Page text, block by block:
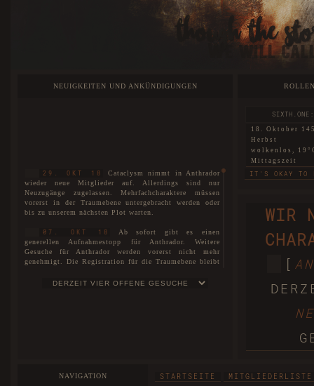
NEUIGKEITEN UND ANKÜNDIGUNGEN
29. OKT 18
Cataclysm nimmt in Anthrador
wieder neue Mitglieder auf. Allerdings sind nur
Neuzugänge zugelassen. Mehrfachcharaktere müssen
vorerst in der Traumebene untergebracht werden oder
bis zu unserem nächsten Plot warten.
07. OKT 18
Ab sofort gibt es einen
generellen Aufnahmestopp für Anthrador. Weitere
Gesuche für Anthrador werden vorerst nicht mehr
genehmigt. Die Registration für die Traumebene bleibt
sich auf unsererWARTELISTEeintragen lassen.
wir begrüßen offiziell unsere Neuzugänge und heißen
18. Oktober
Herbst
wolkenlos,
Mittagszeit
IT'S OKAY TO
18. Oktober
nebelig, 6°C
THIS LAND
wolkenlos,
BEGGARS
18. Oktober
WIR
[
NAVIGATION STARTSEITE MITGLIEDERLISTE